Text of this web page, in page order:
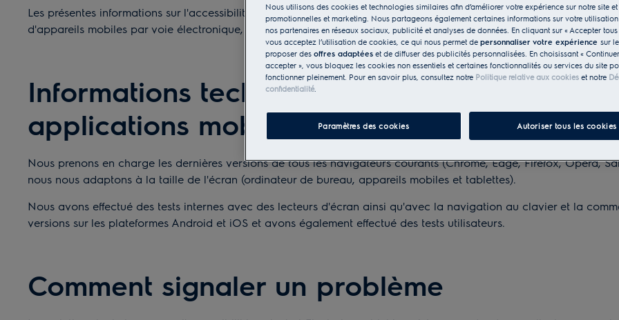
Les présentes informations sur l'accessibilité s'appliquent aux services de commerce électronique fournis à
d'appareils mobiles par voie électronique, par exemple les achats effectués sur nos sites web ou nos applications.
Informations techniques sur l'accessibilité
applications mobiles
Nous prenons en charge les dernières versions de tous les navigateurs courants (Chrome, Edge, Firefox, Opera,
nous nous adaptons à la taille de l'écran (ordinateur de bureau, appareils mobiles et tablettes).
Nous avons effectué des tests internes avec des lecteurs d'écran ainsi qu'avec la navigation au clavier et la
versions sur les plateformes Android et iOS et avons également effectué des tests utilisateurs.
Comment signaler un problème
Nous utilisons des cookies et technologies similaires afin d’améliorer votre expérience sur notre site
promotionnelles et marketing. Nous partageons également certaines informations sur votre
nos partenaires en réseaux sociaux, publicité et analyses de données. En cliquant sur « Accepter tous
vous acceptez l’utilisation de cookies, ce qui nous permet de personnaliser votre expérience sur
proposer des offres adaptées et de diffuser des publicités personnalisées. En choisissant «
accepter », vous bloquez les cookies non essentiels et certaines fonctionnalités ou services du site
fonctionner pleinement. Pour en savoir plus, consultez notre Politique relative aux cookies et notre
confidentialité.
Paramètres des cookies Autoriser tous les cookies